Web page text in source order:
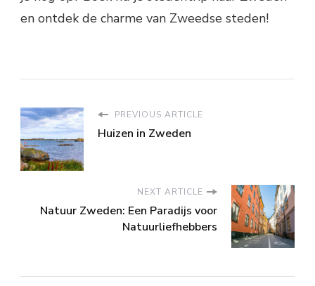
en ontdek de charme van Zweedse steden!
PREVIOUS ARTICLE
Huizen in Zweden
NEXT ARTICLE
Natuur Zweden: Een Paradijs voor
Natuurliefhebbers